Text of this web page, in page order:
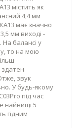
містить як
4,4 мм
має значно
мм виході -
На балансі у
то на мою
звук
У будь-якому
під час
найвищі 5
гідним